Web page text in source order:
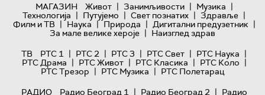
МАГАЗИН
Живот | Занимљивости | Музика |
Технологијa | Путујемо | Свет познатих | Здравље |
Филм и ТВ | Наука | Природа | Дигитални предузетник |
За мале велике хероје | Наизглед здрав
ТВ
РТС 1 | РТС 2 | РТС 3 | РТС Свет | РТС Наука |
РТС Драма | РТС Живот | РТС Класика | РТС Коло |
РТС Трезор | РТС Музика | РТС Полетарац
РАДИО
Радио Београд 1 | Радио Београд 2 | Радио